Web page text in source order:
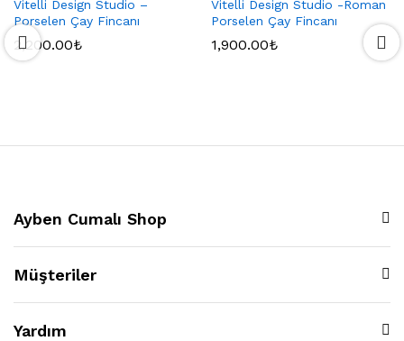
Vitelli Design Studio –
Porselen Çay Fincanı
2,200.00₺
Vitelli Design Studio -Roman
Porselen Çay Fincanı
1,900.00₺
Ayben Cumalı Shop
Müşteriler
Yardım